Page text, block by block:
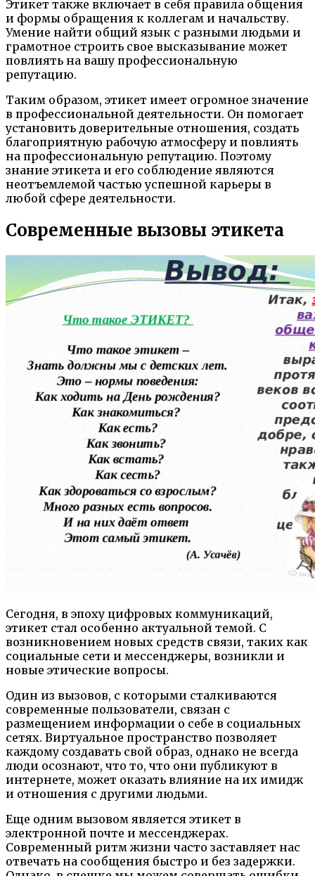
Этикет также включает в себя правила общения
и формы обращения к коллегам и начальству.
Умение найти общий язык с разными людьми и
грамотное строить свое высказывание может
повлиять на вашу профессиональную
репутацию.
Таким образом, этикет имеет огромное значение
в профессиональной деятельности. Он помогает
установить доверительные отношения, создать
благоприятную рабочую атмосферу и повлиять
на профессиональную репутацию. Поэтому
знание этикета и его соблюдение являются
неотъемлемой частью успешной карьеры в
любой сфере деятельности.
Современные вызовы этикета
Сегодня, в эпоху цифровых коммуникаций,
этикет стал особенно актуальной темой. С
возникновением новых средств связи, таких как
социальные сети и мессенджеры, возникли и
новые этические вопросы.
Один из вызовов, с которыми сталкиваются
современные пользователи, связан с
размещением информации о себе в социальных
сетях. Виртуальное пространство позволяет
каждому создавать свой образ, однако не всегда
люди осознают, что то, что они публикуют в
интернете, может оказать влияние на их имидж
и отношения с другими людьми.
Еще одним вызовом является этикет в
электронной почте и мессенджерах.
Современный ритм жизни часто заставляет нас
отвечать на сообщения быстро и без задержки.